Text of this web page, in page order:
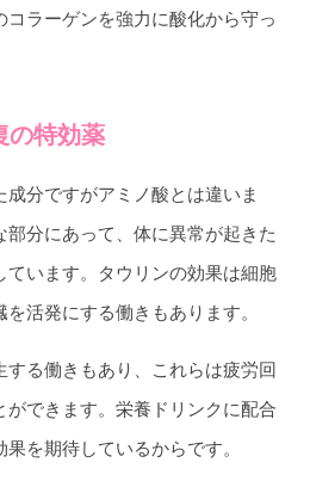
ラーゲンを強力に酸化から守っ
の特効薬
分ですがアミノ酸とは違いま
分にあって、体に異常が起きた
ています。タウリンの効果は細胞
活発にする働きもあります。
する働きもあり、これらは疲労回
できます。栄養ドリンクに配合
を期待しているからです。